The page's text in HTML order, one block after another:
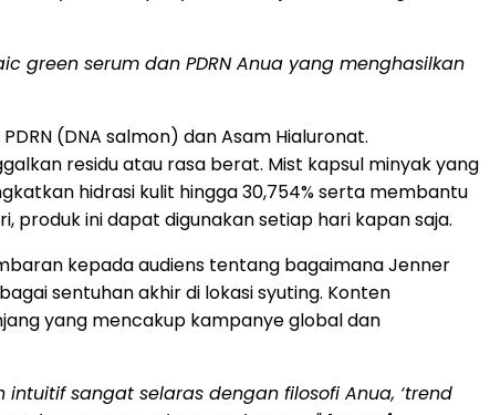
green serum dan PDRN Anua yang menghasilkan
(DNA salmon) dan Asam Hialuronat.
residu atau rasa berat. Mist kapsul minyak yang
hidrasi kulit hingga 30,754% serta membantu
produk ini dapat digunakan setiap hari kapan saja.
kepada audiens tentang bagaimana Jenner
sentuhan akhir di lokasi syuting. Konten
yang mencakup kampanye global dan
sangat selaras dengan filosofi Anua, ‘trend